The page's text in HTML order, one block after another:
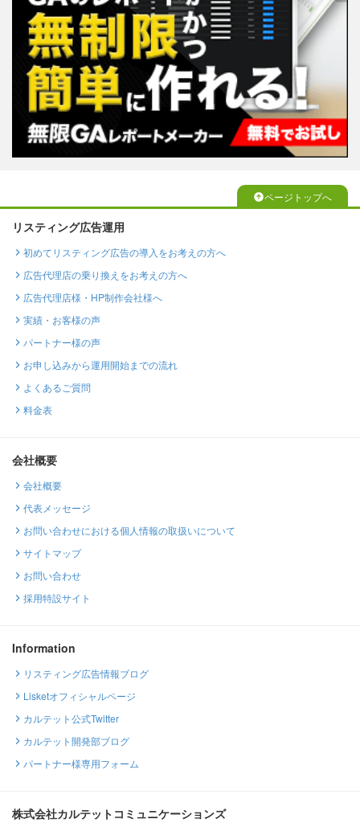
ページトップへ
リスティング広告運用
初めてリスティング広告の導入をお考えの方へ
広告代理店の乗り換えをお考えの方へ
広告代理店様・HP制作会社様へ
実績・お客様の声
パートナー様の声
お申し込みから運用開始までの流れ
よくあるご質問
料金表
会社概要
会社概要
代表メッセージ
お問い合わせにおける個人情報の取扱いについて
サイトマップ
お問い合わせ
採用特設サイト
Information
リスティング広告情報ブログ
Lisketオフィシャルページ
カルテット公式Twitter
カルテット開発部ブログ
パートナー様専用フォーム
株式会社カルテットコミュニケーションズ